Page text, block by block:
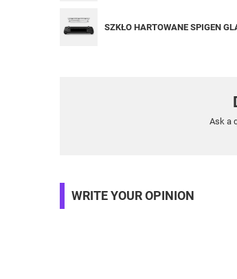
SZKŁO HARTOWANE SPIGEN
Ask a
WRITE YOUR OPINION